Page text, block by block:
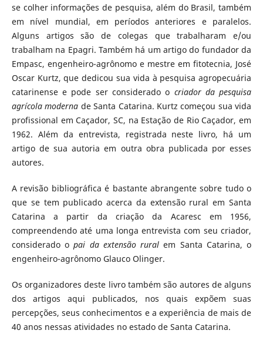
se colher informações de pesquisa, além do Brasil, também
em nível mundial, em períodos anteriores e paralelos.
Alguns artigos são de colegas que trabalharam e/ou
trabalham na Epagri. Também há um artigo do fundador da
Empasc, engenheiro-agrônomo e mestre em fitotecnia, José
Oscar Kurtz, que dedicou sua vida à pesquisa agropecuária
catarinense e pode ser considerado o criador da pesquisa
agrícola moderna de Santa Catarina. Kurtz começou sua vida
profissional em Caçador, SC, na Estação de Rio Caçador, em
1962. Além da entrevista, registrada neste livro, há um
artigo de sua autoria em outra obra publicada por esses
autores.
A revisão bibliográfica é bastante abrangente sobre tudo o
que se tem publicado acerca da extensão rural em Santa
Catarina a partir da criação da Acaresc em 1956,
compreendendo até uma longa entrevista com seu criador,
considerado opai da extensão rural em Santa Catarina, o
engenheiro-agrônomo Glauco Olinger.
Os organizadores deste livro também são autores de alguns
dos artigos aqui publicados, nos quais expõem suas
percepções, seus conhecimentos e a experiência de mais de
40 anos nessas atividades no estado de Santa Catarina.